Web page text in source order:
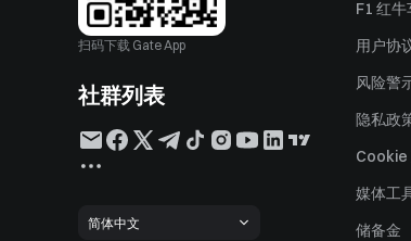
扫码下载 Gate App
社群列表
简体中文
F1 红
用户协
风险警
隐私政
Cookie
媒体工
储备金